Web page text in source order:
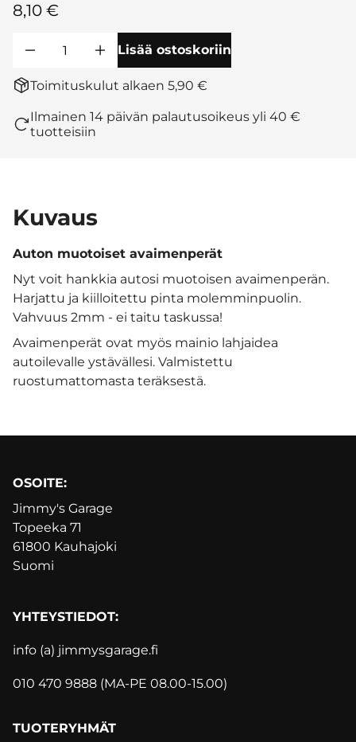
8,10 €
Lisää ostoskoriin
Toimituskulut alkaen 5,90 €
Ilmainen 14 päivän palautusoikeus yli 40 €
tuotteisiin
Kuvaus
Auton muotoiset avaimenperät
Nyt voit hankkia autosi muotoisen avaimenperän.
Harjattu ja kiilloitettu pinta molemminpuolin.
Vahvuus 2mm - ei taitu taskussa!
Avaimenperät ovat myös mainio lahjaidea
autoilevalle ystävällesi. Valmistettu
ruostumattomasta teräksestä.
OSOITE:
Jimmy's Garage
Topeeka 71
61800 Kauhajoki
Suomi
YHTEYSTIEDOT:
info (a) jimmysgarage.fi
010 470 9888 (MA-PE 08.00-15.00)
TUOTERYHMÄT